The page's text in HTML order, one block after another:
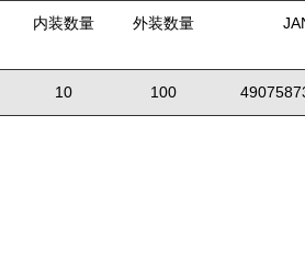
内装数量 外装数量
10 100